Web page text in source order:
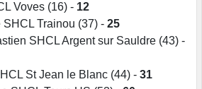
Voves (16) - 12
Trainou (37) - 25
SHCL Argent sur Sauldre (43) -
St Jean le Blanc (44) - 31